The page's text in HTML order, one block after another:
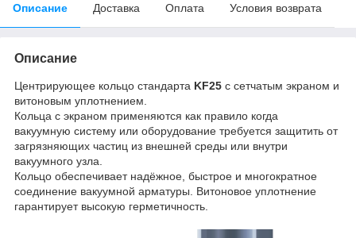
Описание Доставка Оплата Условия возврата
Описание
Центрирующее кольцо стандарта KF25 с сетчатым экраном и
витоновым уплотнением.
Кольца с экраном применяются как правило когда
вакуумную систему или оборудование требуется защитить от
загрязняющих частиц из внешней среды или внутри
вакуумного узла.
Кольцо обеспечивает надёжное, быстрое и многократное
соединение вакуумной арматуры. Витоновое уплотнение
гарантирует высокую герметичность.